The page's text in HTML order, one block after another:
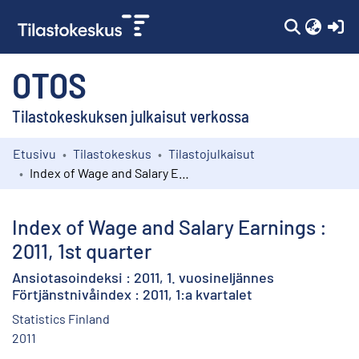
OTOS
Tilastokeskuksen julkaisut verkossa
Kokoelmat
Etusivu Tilastokeskus
Tilastojulkaisut
Index of Wage and Salary Earnings :
2011, 1st quarter
Ansiotasoindeksi : 2011, 1. vuosineljännes
Förtjänstnivåindex : 2011, 1:a kvartalet
Statistics Finland
2011